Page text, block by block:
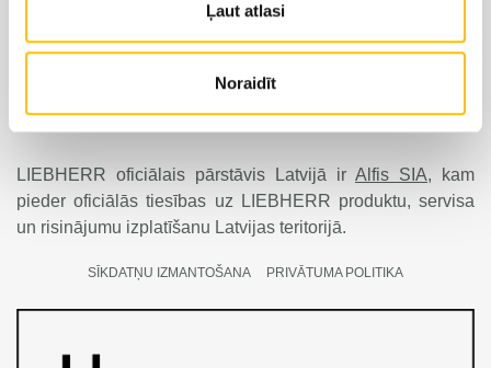
Ļaut atlasi
Noraidīt
LIEBHERR oficiālais pārstāvis Latvijā ir Alfis SIA, kam
pieder oficiālās tiesības uz LIEBHERR produktu, servisa
un risinājumu izplatīšanu Latvijas teritorijā.
SĪKDATŅU IZMANTOŠANA PRIVĀTUMA POLITIKA